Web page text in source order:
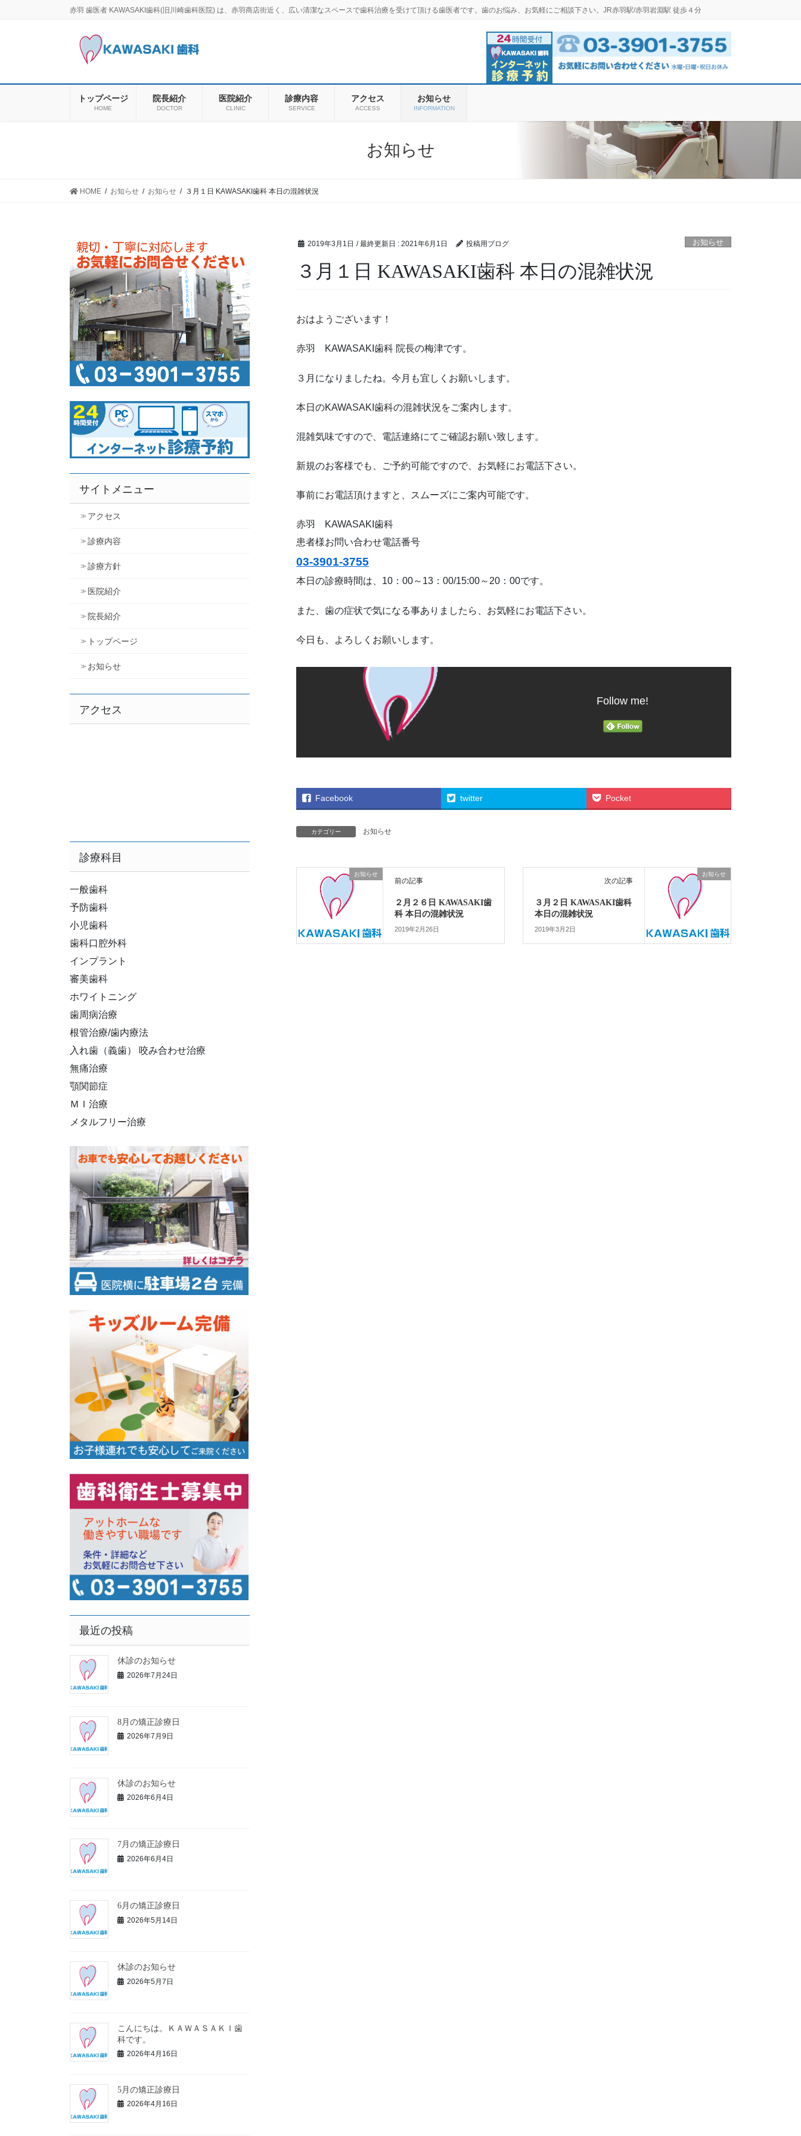
赤羽 歯医者 KAWASAKI歯科(旧川崎歯科医院) は、赤羽商店街近く、広い清潔なスペースで歯科治療を受けて頂ける歯医者です。歯のお悩み、お気軽にご相談下さい。JR赤羽駅/赤羽岩淵駅 徒歩４分
トップページ
HOME
院長紹介
DOCTOR
医院紹介
CLINIC
診療内容
SERVICE
アクセス
ACCESS
お知らせ
INFORMATION
お知らせ
HOME お知らせ お知らせ ３月１日 KAWASAKI歯科 本日の混雑状況
2019年3月1日 / 最終更新日 : 2021年6月1日 投稿用ブログ お知らせ
３月１日 KAWASAKI歯科 本日の混雑状況
おはようございます！
赤羽 KAWASAKI歯科 院長の梅津です。
３月になりましたね。今月も宜しくお願いします。
本日のKAWASAKI歯科の混雑状況をご案内します。
混雑気味ですので、電話連絡にてご確認お願い致します。
新規のお客様でも、ご予約可能ですので、お気軽にお電話下さい。
事前にお電話頂けますと、スムーズにご案内可能です。
赤羽 KAWASAKI歯科
患者様お問い合わせ電話番号
03-3901-3755
本日の診療時間は、10：00～13：00/15:00～20：00です。
また、歯の症状で気になる事ありましたら、お気軽にお電話下さい。
今日も、よろしくお願いします。
Follow me!
Facebook twitter Pocket
カテゴリー お知らせ
お知らせ
前の記事
２月２６日 KAWASAKI歯
科 本日の混雑状況
2019年2月26日
お知らせ
次の記事
３月２日 KAWASAKI歯科
本日の混雑状況
2019年3月2日
サイトメニュー
アクセス
診療内容
診療方針
医院紹介
院長紹介
トップページ
お知らせ
アクセス
診療科目
一般歯科
予防歯科
小児歯科
歯科口腔外科
インプラント
審美歯科
ホワイトニング
歯周病治療
根管治療/歯内療法
入れ歯（義歯） 咬み合わせ治療
無痛治療
顎関節症
ＭＩ治療
メタルフリー治療
最近の投稿
休診のお知らせ
2026年7月24日
8月の矯正診療日
2026年7月9日
休診のお知らせ
2026年6月4日
7月の矯正診療日
2026年6月4日
6月の矯正診療日
2026年5月14日
休診のお知らせ
2026年5月7日
こんにちは。ＫＡＷＡＳＡＫＩ歯
科です。
2026年4月16日
5月の矯正診療日
2026年4月16日